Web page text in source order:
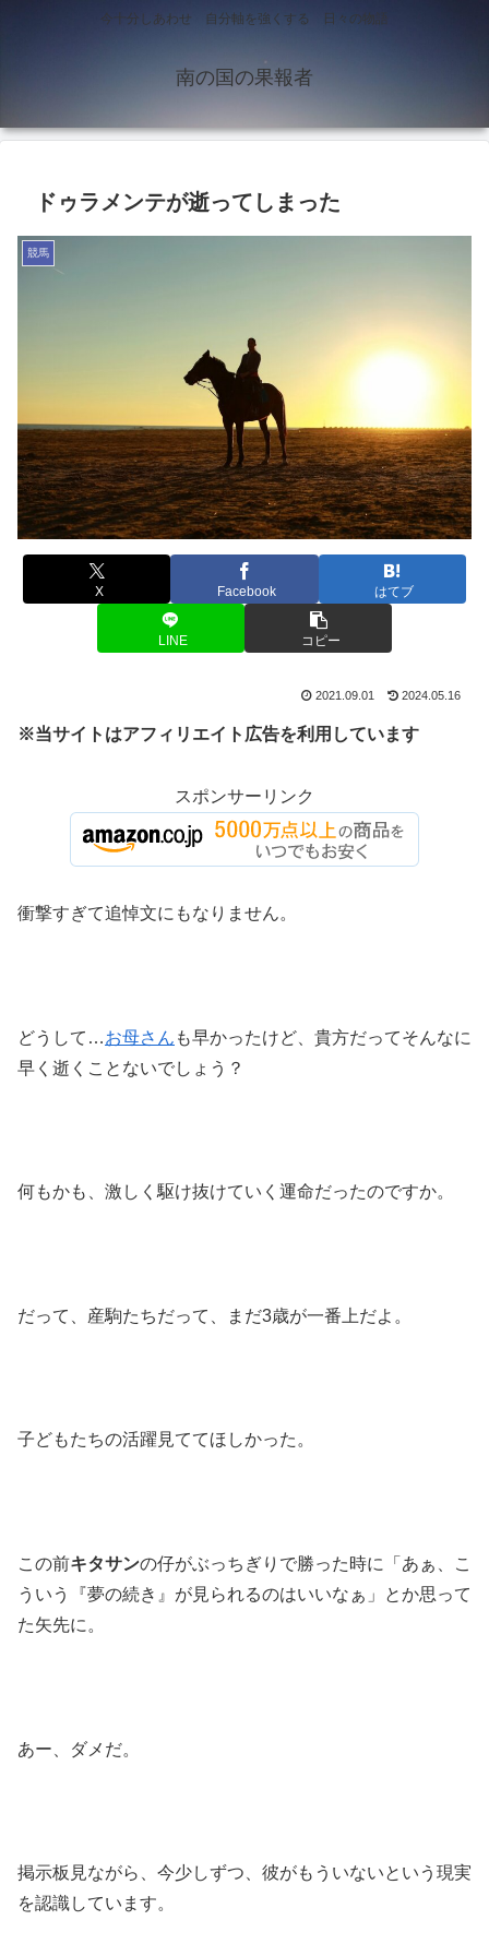
今十分しあわせ 自分軸を強くする 日々の物語
南の国の果報者
ドゥラメンテが逝ってしまった
競馬
X Facebook はてブ
LINE コピー
2021.09.01 2024.05.16
※当サイトはアフィリエイト広告を利用しています
スポンサーリンク
衝撃すぎて追悼文にもなりません。
どうして…お母さん も早かったけど、貴方だってそんなに
早く逝くことないでしょう？
何もかも、激しく駆け抜けていく運命だったのですか。
だって、産駒たちだって、まだ3歳が一番上だよ。
子どもたちの活躍見ててほしかった。
この前キタサンの仔がぶっちぎりで勝った時に「あぁ、こ
ういう『夢の続き』が見られるのはいいなぁ」とか思って
た矢先に。
あー、ダメだ。
掲示板見ながら、今少しずつ、彼がもういないという現実
を認識しています。